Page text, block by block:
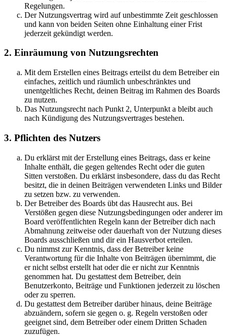
Regelungen.
Der Nutzungsvertrag wird auf unbestimmte Zeit geschlossen
und kann von beiden Seiten ohne Einhaltung einer Frist
jederzeit gekündigt werden.
2. Einräumung von Nutzungsrechten
Mit dem Erstellen eines Beitrags erteilst du dem Betreiber ein
einfaches, zeitlich und räumlich unbeschränktes und
unentgeltliches Recht, deinen Beitrag im Rahmen des Boards
zu nutzen.
Das Nutzungsrecht nach Punkt 2, Unterpunkt a bleibt auch
nach Kündigung des Nutzungsvertrages bestehen.
3. Pflichten des Nutzers
Du erklärst mit der Erstellung eines Beitrags, dass er keine
Inhalte enthält, die gegen geltendes Recht oder die guten
Sitten verstoßen. Du erklärst insbesondere, dass du das Recht
besitzt, die in deinen Beiträgen verwendeten Links und Bilder
zu setzen bzw. zu verwenden.
Der Betreiber des Boards übt das Hausrecht aus. Bei
Verstößen gegen diese Nutzungsbedingungen oder anderer im
Board veröffentlichten Regeln kann der Betreiber dich nach
Abmahnung zeitweise oder dauerhaft von der Nutzung dieses
Boards ausschließen und dir ein Hausverbot erteilen.
Du nimmst zur Kenntnis, dass der Betreiber keine
Verantwortung für die Inhalte von Beiträgen übernimmt, die
er nicht selbst erstellt hat oder die er nicht zur Kenntnis
genommen hat. Du gestattest dem Betreiber, dein
Benutzerkonto, Beiträge und Funktionen jederzeit zu löschen
oder zu sperren.
Du gestattest dem Betreiber darüber hinaus, deine Beiträge
abzuändern, sofern sie gegen o. g. Regeln verstoßen oder
geeignet sind, dem Betreiber oder einem Dritten Schaden
zuzufügen.